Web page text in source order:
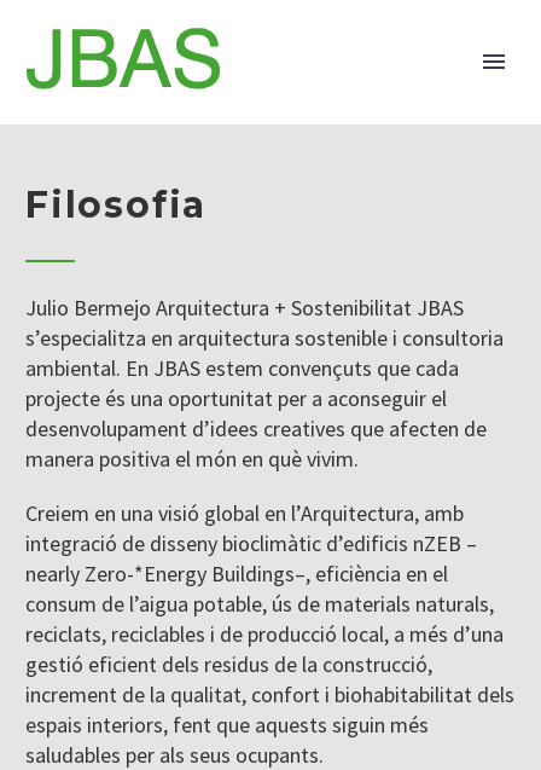
Filosofia
Julio Bermejo Arquitectura + Sostenibilitat JBAS
s’especialitza en arquitectura sostenible i consultoria
ambiental. En JBAS estem convençuts que cada
projecte és una oportunitat per a aconseguir el
desenvolupament d’idees creatives que afecten de
manera positiva el món en què vivim.
Creiem en una visió global en l’Arquitectura, amb
integració de disseny bioclimàtic d’edificis nZEB –
nearly Zero-*Energy Buildings–, eficiència en el
consum de l’aigua potable, ús de materials naturals,
reciclats, reciclables i de producció local, a més d’una
gestió eficient dels residus de la construcció,
increment de la qualitat, confort i biohabitabilitat dels
espais interiors, fent que aquests siguin més
saludables per als seus ocupants.